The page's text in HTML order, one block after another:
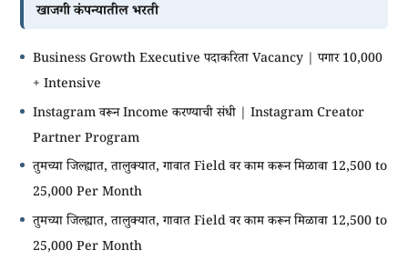
खाजगी कंपन्यातील भरती
Business Growth Executive पदाकरिता Vacancy | पगार 10,000
+ Intensive
Instagram वरून Income करण्याची संधी | Instagram Creator
Partner Program
तुमच्या जिल्ह्यात, तालुक्यात, गावात Field वर काम करून मिळावा 12,500 to
25,000 Per Month
तुमच्या जिल्ह्यात, तालुक्यात, गावात Field वर काम करून मिळावा 12,500 to
25,000 Per Month